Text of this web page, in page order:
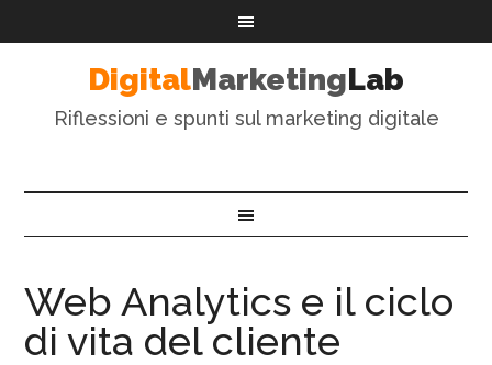
DigitalMarketingLab
Riflessioni e spunti sul marketing digitale
Web Analytics e il ciclo
di vita del cliente